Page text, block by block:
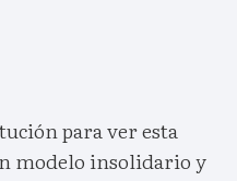
para ver esta
modelo insolidario y